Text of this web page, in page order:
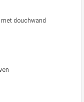
douchwand